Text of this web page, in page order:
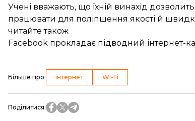
Учені вважають, що їхній винахід
працювати для поліпшення якості й
читайте також
Facebook прокладає підводний
Більше про: інтернет Wi-Fi
Поділитися: